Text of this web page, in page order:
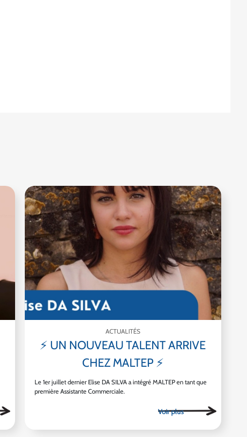
ACTUALITÉS
⚡ UN NOUVEAU TALENT ARRIVE
CHEZ MALTEP ⚡
Le 1er juillet dernier Elise DA SILVA a intégré MALTEP en tant que
première Assistante Commerciale.